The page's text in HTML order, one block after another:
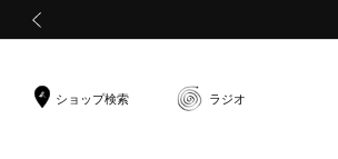
ショップ検索 ラジオ